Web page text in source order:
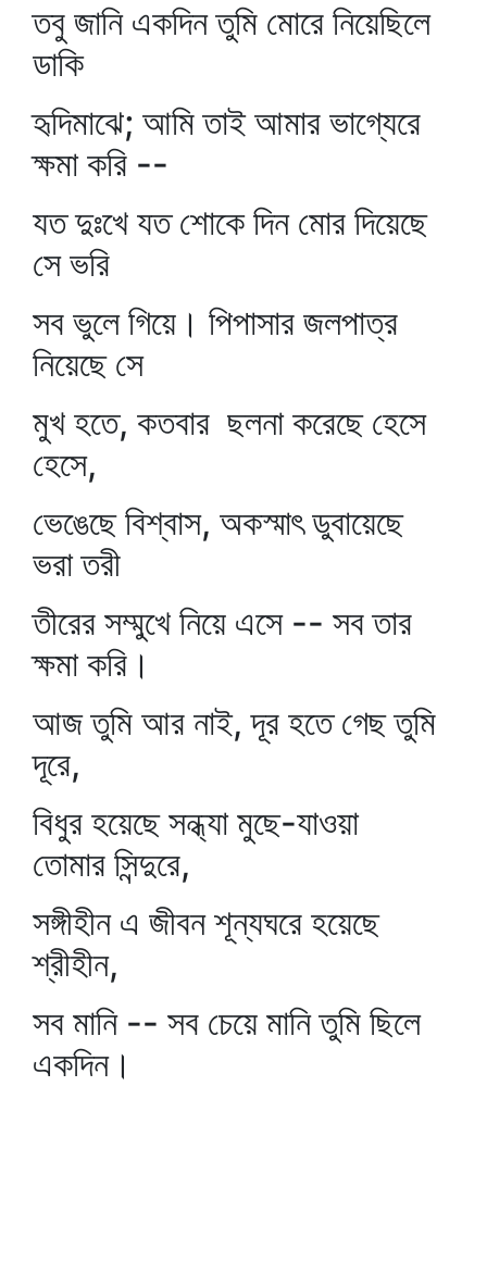
তবু জানি একদিন তুমি মোরে নিয়েছিলে
ডাকি
হৃদিমাঝে; আমি তাই আমার ভাগ্যেরে
ক্ষমা করি --
যত দুঃখে যত শোকে দিন মোর দিয়েছে
সে ভরি
সব ভুলে গিয়ে। পিপাসার জলপাত্র
নিয়েছে সে
মুখ হতে, কতবার ছলনা করেছে হেসে
হেসে,
ভেঙেছে বিশ্বাস, অকস্মাৎ ডুবায়েছে
ভরা তরী
তীরের সম্মুখে নিয়ে এসে -- সব তার
ক্ষমা করি।
আজ তুমি আর নাই, দূর হতে গেছ তুমি
দূরে,
বিধুর হয়েছে সন্ধ্যা মুছে-যাওয়া
তোমার সিন্দুরে,
সঙ্গীহীন এ জীবন শূন্যঘরে হয়েছে
শ্রীহীন,
সব মানি -- সব চেয়ে মানি তুমি ছিলে
একদিন।